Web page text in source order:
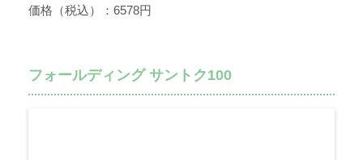
価格（税込）：6578円
フォールディング サントク100